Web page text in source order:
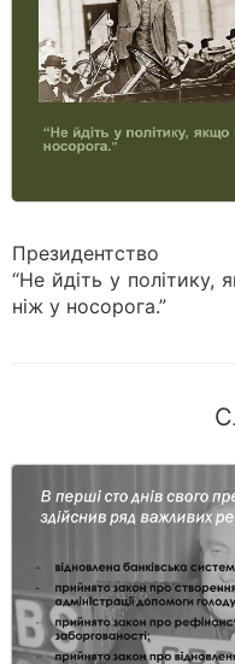
Президентство
“Не йдіть у
ніж у носорога.”